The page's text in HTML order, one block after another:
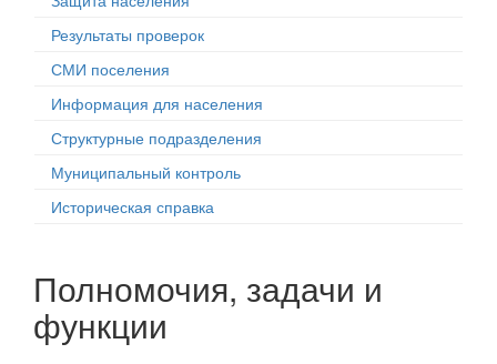
Результаты проверок
СМИ поселения
Информация для населения
Структурные подразделения
Муниципальный контроль
Историческая справка
Полномочия, задачи и
функции